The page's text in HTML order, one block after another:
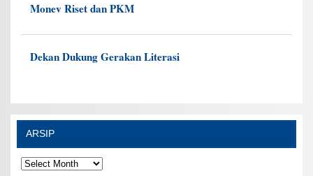
Monev Riset dan PKM
Dekan Dukung Gerakan Literasi
ARSIP
ARSIP